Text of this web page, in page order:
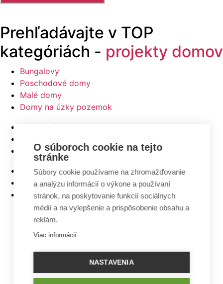
Prehľadávajte v TOP
kategóriách - projekty domov
Bungalovy
Poschodové domy
Malé domy
Domy na úzky pozemok
Najlacnejšie domy z ponuky
Bungalovy s rovnou strechou
Bungalovy s garážou
Bungalovy s terasou
Bungalovy v tvare L
O súboroch cookie na tejto
stránke
Súbory cookie používame na zhromažďovanie
a analýzu informácií o výkone a používaní
stránok, na poskytovanie funkcií sociálnych
médií a na vylepšenie a prispôsobenie obsahu a
reklám.
Viac informácií
NASTAVENIA